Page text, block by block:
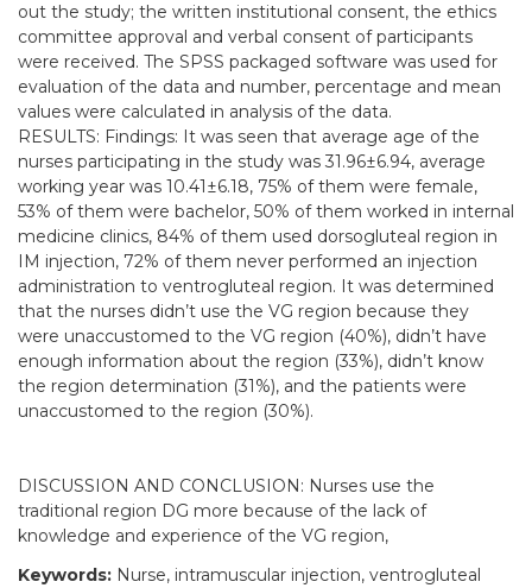
out the study; the written institutional consent, the ethics
committee approval and verbal consent of participants
were received. The SPSS packaged software was used for
evaluation of the data and number, percentage and mean
values were calculated in analysis of the data.
RESULTS: Findings: It was seen that average age of the
nurses participating in the study was 31.96±6.94, average
working year was 10.41±6.18, 75% of them were female,
53% of them were bachelor, 50% of them worked in internal
medicine clinics, 84% of them used dorsogluteal region in
IM injection, 72% of them never performed an injection
administration to ventrogluteal region. It was determined
that the nurses didn’t use the VG region because they
were unaccustomed to the VG region (40%), didn’t have
enough information about the region (33%), didn’t know
the region determination (31%), and the patients were
unaccustomed to the region (30%).
DISCUSSION AND CONCLUSION: Nurses use the
traditional region DG more because of the lack of
knowledge and experience of the VG region,
Keywords: Nurse, intramuscular injection, ventrogluteal